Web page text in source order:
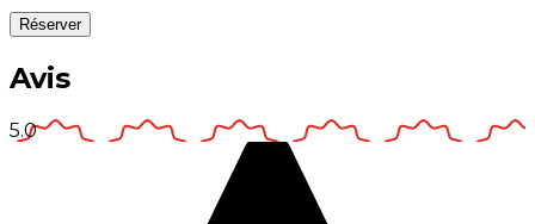
Réserver
Avis
5.0